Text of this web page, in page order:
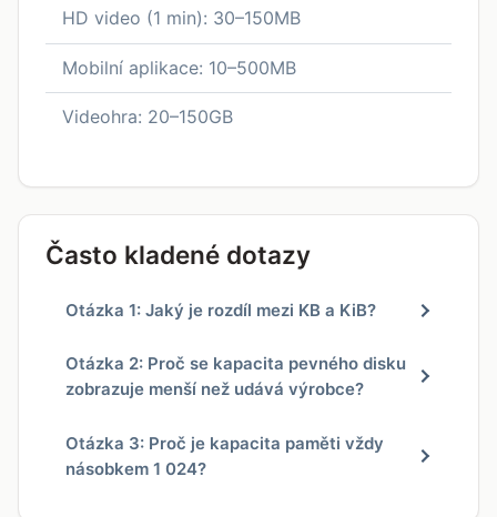
HD video (1 min): 30–150MB
Mobilní aplikace: 10–500MB
Videohra: 20–150GB
Často kladené dotazy
Otázka 1: Jaký je rozdíl mezi KB a KiB?
Otázka 2: Proč se kapacita pevného disku
zobrazuje menší než udává výrobce?
Otázka 3: Proč je kapacita paměti vždy
násobkem 1 024?